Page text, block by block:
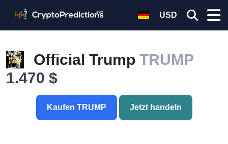
USD
Official Trump TRUMP
1.470 $
Kaufen TRUMP Jetzt handeln